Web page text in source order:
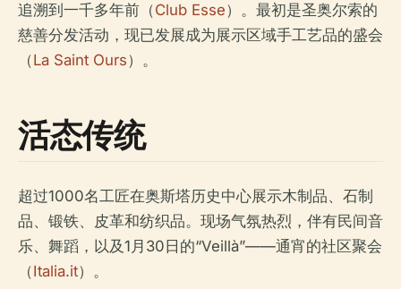
追溯到一千多年前（Club Esse）。最初是圣奥尔索的
慈善分发活动，现已发展成为展示区域手工艺品的盛会
（La Saint Ours）。
活态传统
超过1000名工匠在奥斯塔历史中心展示木制品、石制
品、锻铁、皮革和纺织品。现场气氛热烈，伴有民间音
乐、舞蹈，以及1月30日的“Veillà”——通宵的社区聚会
（Italia.it）。